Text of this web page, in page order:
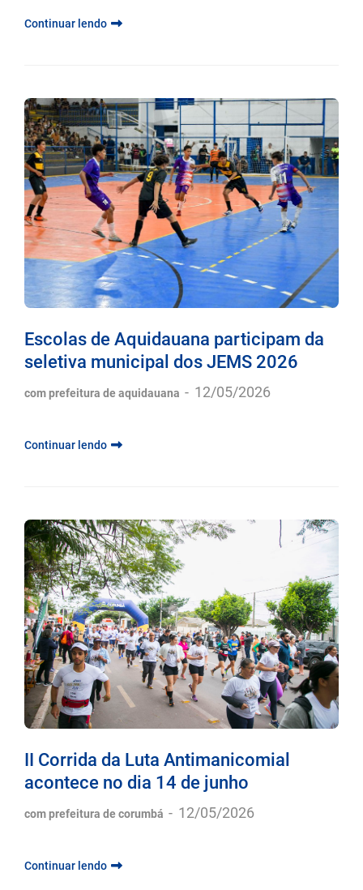
Continuar lendo
Escolas de Aquidauana participam da
seletiva municipal dos JEMS 2026
com prefeitura de aquidauana - 12/05/2026
Continuar lendo
II Corrida da Luta Antimanicomial
acontece no dia 14 de junho
com prefeitura de corumbá - 12/05/2026
Continuar lendo